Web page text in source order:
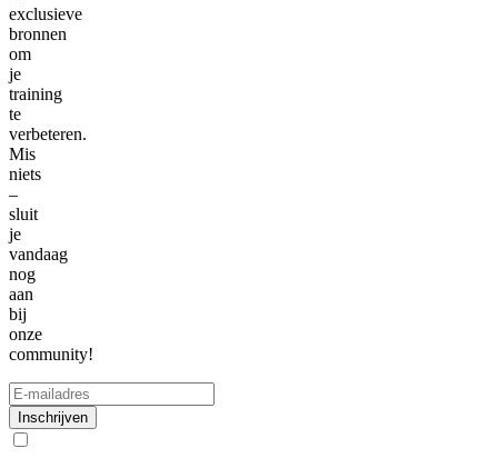
exclusieve
bronnen
om
je
training
te
verbeteren.
Mis
niets
–
sluit
je
vandaag
nog
aan
bij
onze
community!
Inschrijven